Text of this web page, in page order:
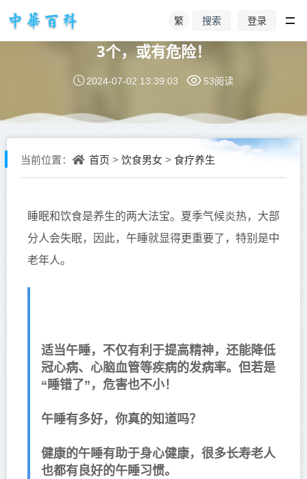
繁 搜索 登录
大部分人都存在的午睡误区，尤其是第
3个，或有危险！
2024-07-02 13:39:03 53阅读
当前位置： 首页 > 饮食男女 > 食疗养生
睡眠和饮食是养生的两大法宝。夏季气候炎热，大部
分人会失眠，因此，午睡就显得更重要了，特别是中
老年人。
适当午睡，不仅有利于提高精神，还能降低
冠心病、心脑血管等疾病的发病率。但若是
“睡错了”，危害也不小！
午睡有多好，你真的知道吗？
健康的午睡有助于身心健康，很多长寿老人
也都有良好的午睡习惯。